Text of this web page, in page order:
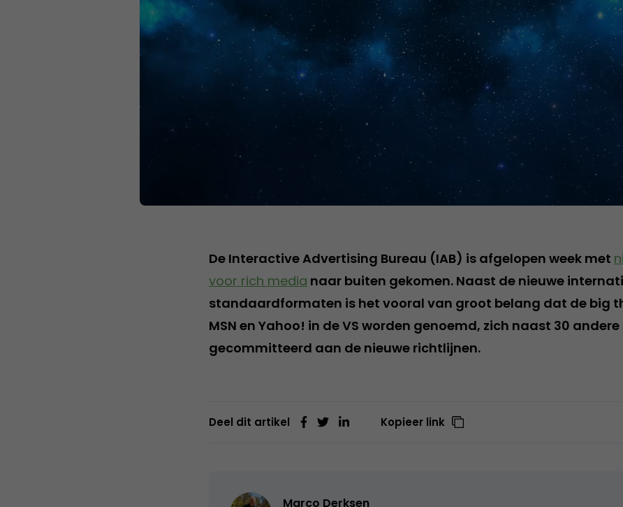
De Interactive Advertising Bureau (IAB) is afgelopen week met
voor rich media naar buiten gekomen. Naast de nieuwe
standaardformaten is het vooral van groot belang dat de big
MSN en Yahoo! in de VS worden genoemd, zich naast 30
gecommitteerd aan de nieuwe richtlijnen.
Deel dit artikel Kopieer link
Marco Derksen